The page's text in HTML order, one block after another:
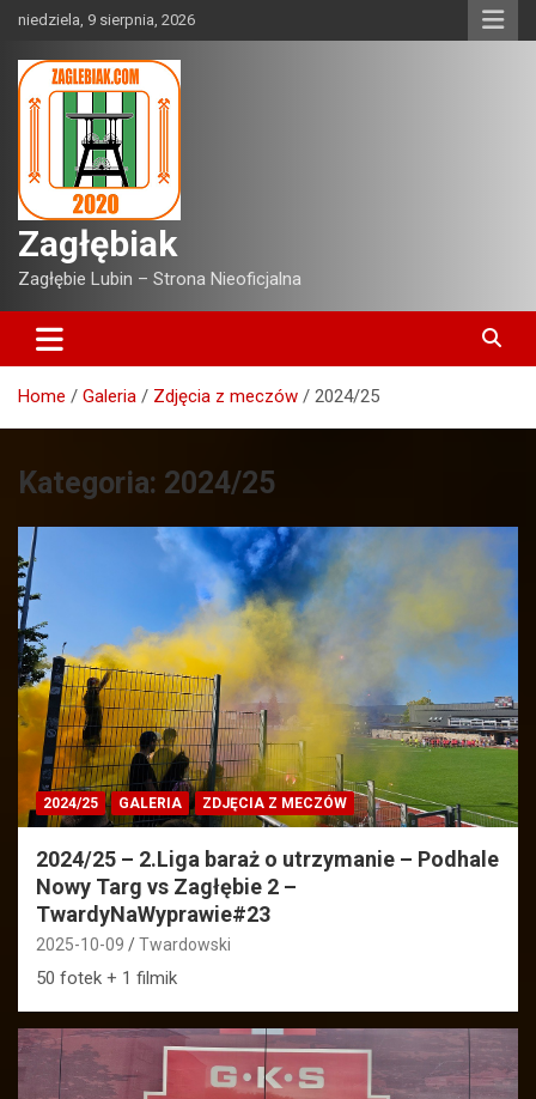
Skip
content
niedziela, 9 sierpnia, 2026
Zagłębiak
Zagłębie Lubin – Strona Nieoficjalna
Home Galeria Zdjęcia z meczów 2024/25
Kategoria: 2024/25
2024/25 GALERIA ZDJĘCIA Z MECZÓW
2024/25 – 2.Liga baraż o utrzymanie – Podhale
Nowy Targ vs Zagłębie 2 –
TwardyNaWyprawie#23
2025-10-09 Twardowski
50 fotek + 1 filmik